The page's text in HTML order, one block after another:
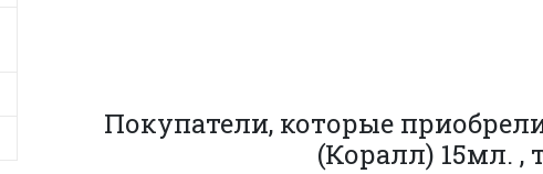
Покупатели, которые
(Коралл) 15мл. ,